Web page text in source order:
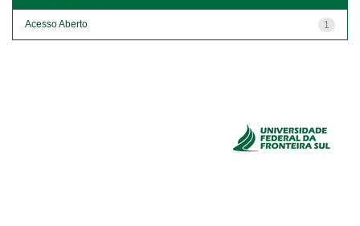
1
Acesso Aberto